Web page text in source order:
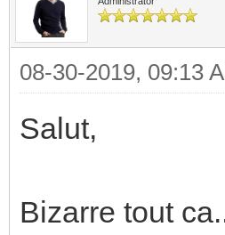
08-30-2019, 09:13
Salut,
Bizarre tout